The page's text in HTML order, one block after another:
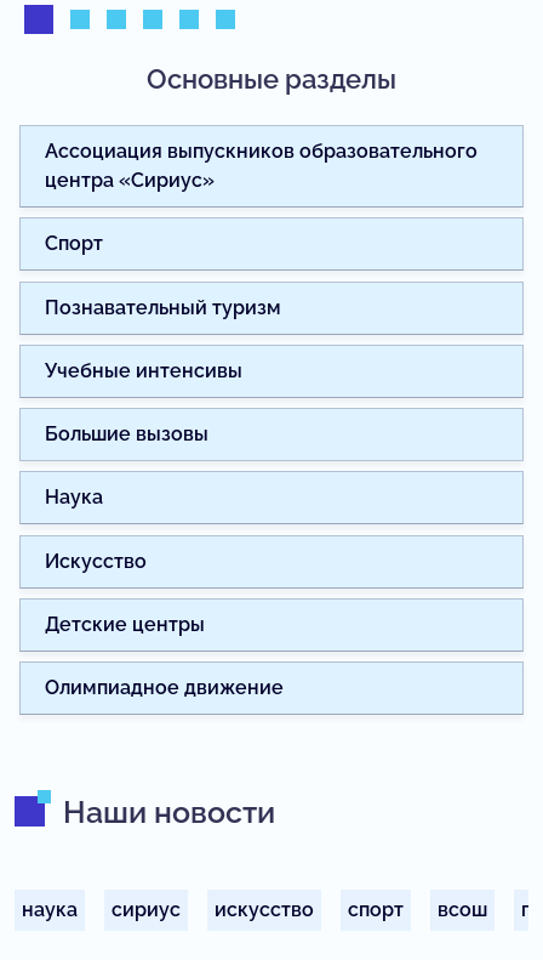
Основные разделы
Ассоциация выпускников образовательного
центра «Сириус»
Наука
Спорт
Искусство
Познавательный туризм
Детские центры
Учебные интенсивы
Олимпиадное движение
Большие вызовы
Наши новости
наука сириус искусство спорт всош